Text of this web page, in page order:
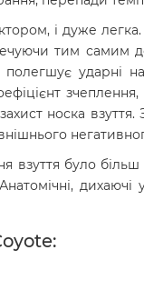
і дуже
тим самим
ударні
носка
взуття було